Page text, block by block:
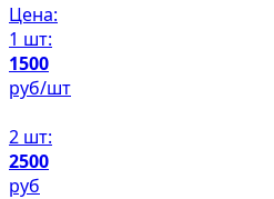
Цена:
1 шт:
1500
руб/шт
2 шт:
2500
руб